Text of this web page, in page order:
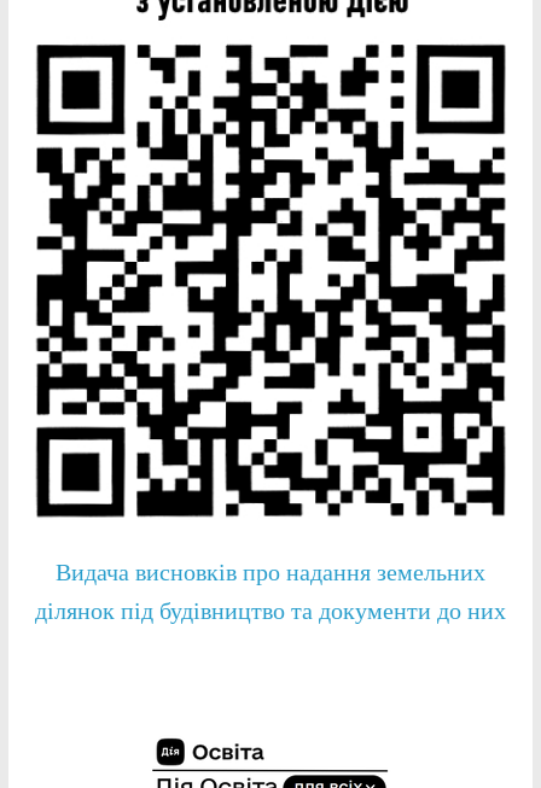
Видача висновків про надання земельних
ділянок під будівництво та документи до них